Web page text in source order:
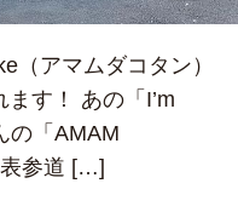
（アマムダコタン）
す！ あの「I’m
の「AMAM
表参道 […]